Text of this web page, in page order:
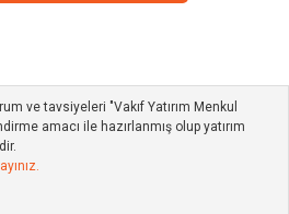
ve tavsiyeleri "Vakıf Yatırım Menkul
amacı ile hazırlanmış olup yatırım